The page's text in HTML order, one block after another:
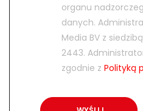
organu
danych.
Media BV z
2443.
zgodnie z Polityką